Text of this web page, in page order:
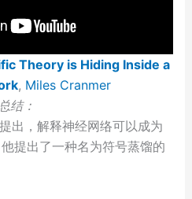
Theory is Hiding Inside a
, Miles Cranmer
结：
出，解释神经网络可以成为
提出了一种名为符号蒸馏的